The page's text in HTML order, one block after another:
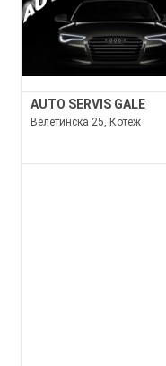
AUTO SERVIS GALE
Велетинска 25, Котеж